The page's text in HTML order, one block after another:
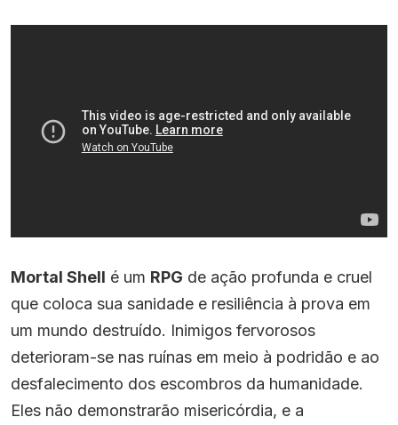
Mortal Shell é um RPG de ação profunda e cruel
que coloca sua sanidade e resiliência à prova em
um mundo destruído. Inimigos fervorosos
deterioram-se nas ruínas em meio à podridão e ao
desfalecimento dos escombros da humanidade.
Eles não demonstrarão misericórdia, e a